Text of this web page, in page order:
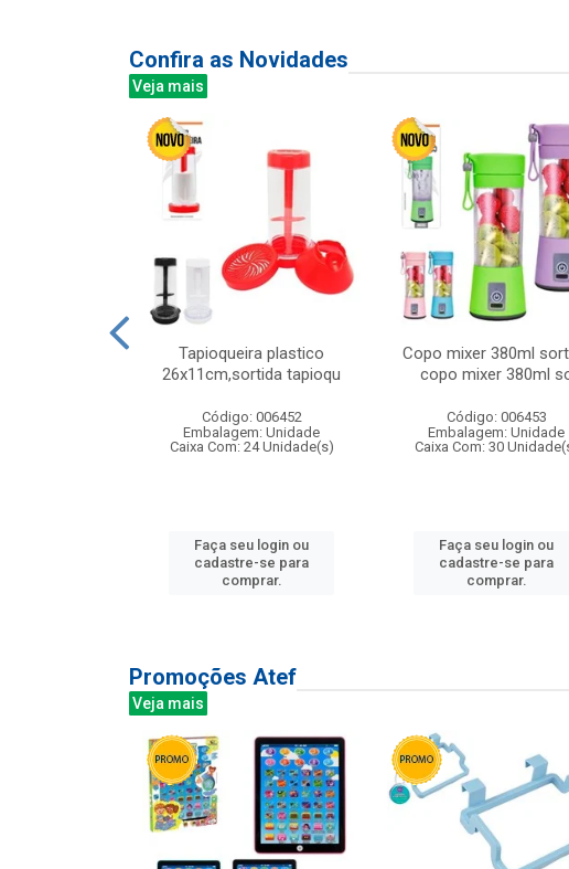
Confira as Novidades
Veja mais
Tapioqueira plastico
26x11cm,sortida tapioqu
Código: 006452
Embalagem: Unidade
Caixa Com: 24 Unidade(s)
Faça seu login ou
cadastre-se para
comprar.
Copo mixer 380ml
copo mixer 380ml
Código: 006453
Embalagem: Unidade
Caixa Com: 30
Faça seu login ou
cadastre-se para
comprar.
Promoções Atef
Veja mais